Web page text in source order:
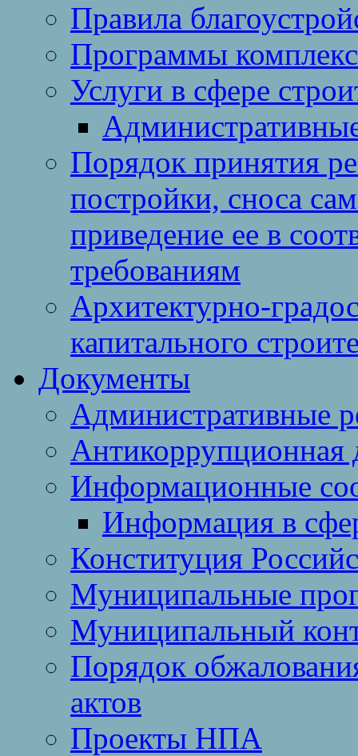
Правила
Программы
Услуги в сфере
Порядок принятия
постройки, сноса
приведение ее в
требованиям
Архитектурно-
капитального
Документы
Административные
Антикоррупционная
Информационные
Информация в
Конституция
Муниципальные
Муниципальный
Порядок
актов
Проекты НПА